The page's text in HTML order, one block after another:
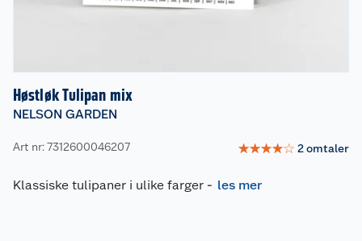
Høstløk Tulipan mix
NELSON GARDEN
Art nr: 7312600046207 ☆☆☆☆☆ 2omtaler
Klassiske tulipaner i ulike farger - les mer